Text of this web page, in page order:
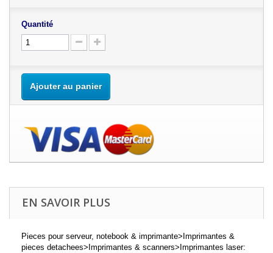
Quantité
Ajouter au panier
EN SAVOIR PLUS
Pieces pour serveur, notebook & imprimante>Imprimantes &
pieces detachees>Imprimantes & scanners>Imprimantes laser: